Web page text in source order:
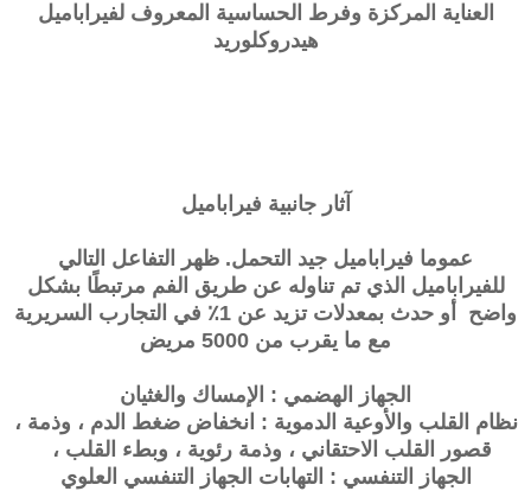
العناية المركزة وفرط الحساسية المعروف لفيراباميل
هيدروكلوريد
آثار جانبية فيراباميل
عموما فيراباميل جيد التحمل. ظهر التفاعل التالي
للفيراباميل الذي تم تناوله عن طريق الفم مرتبطًا بشكل
واضح أو حدث بمعدلات تزيد عن 1٪ في التجارب السريرية
مع ما يقرب من 5000 مريض
الجهاز الهضمي : الإمساك والغثيان
نظام القلب والأوعية الدموية : انخفاض ضغط الدم ، وذمة ،
قصور القلب الاحتقاني ، وذمة رئوية ، وبطء القلب ،
الجهاز التنفسي : التهابات الجهاز التنفسي العلوي